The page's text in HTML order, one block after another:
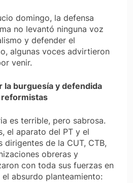
domingo, la defensa
no levantó ninguna voz
y defender el
algunas voces advirtieron
venir.
la burguesía y defendida
reformistas
es terrible, pero sabrosa.
el aparato del PT y el
dirigentes de la CUT, CTB,
obreras y
con toda sus fuerzas en
absurdo planteamiento: